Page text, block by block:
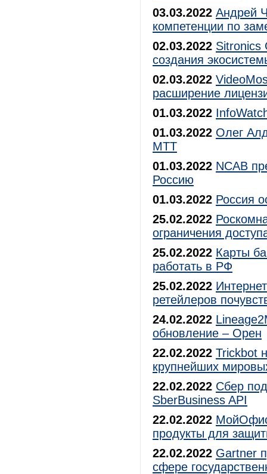
03.03.2022 Андрей
компетенции по
02.03.2022 Sitronics
создания
02.03.2022
расширение
01.03.2022
01.03.2022 Олег
МТТ
01.03.2022 NCAB
Россию
01.03.2022 Россия
25.02.2022
ограничения
25.02.2022 Карты
работать в РФ
25.02.2022
ретейлеров
24.02.2022
обновление – Орен
22.02.2022 Trickbot
крупнейших
22.02.2022 Сбер
SberBusiness API
22.02.2022
продукты для
22.02.2022 Gartner
сфере